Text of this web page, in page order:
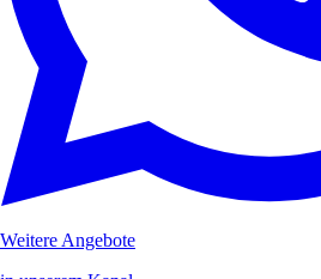
Weitere Angebote